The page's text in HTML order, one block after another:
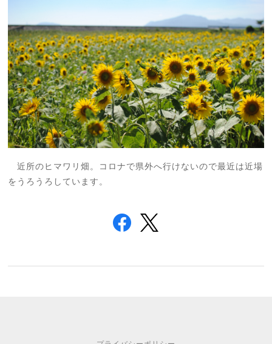
近所のヒマワリ畑。コロナで県外へ行けないので最近は近場
をうろうろしています。